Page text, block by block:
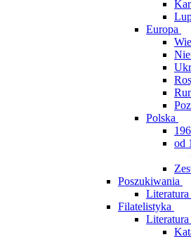
Europa
Polska
od
Poszukiwania
Literatura
Filatelistyka
Literatura